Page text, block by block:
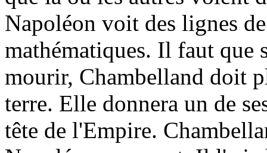
Napoléon voit des lignes
mathématiques. Il faut
mourir, Chambelland doit
terre. Elle donnera un de
tête de l'Empire.